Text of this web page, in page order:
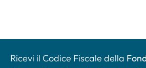
Ricevi il Codice Fiscale della